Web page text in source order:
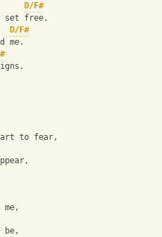
D/F#
set free.
D/F#
me.
to fear,
be,